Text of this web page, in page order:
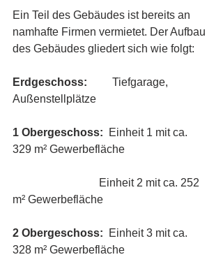
Ein Teil des Gebäudes ist bereits an
namhafte Firmen vermietet. Der Aufbau
des Gebäudes gliedert sich wie folgt:
Erdgeschoss:
        Tiefgarage,
Außenstellplätze
1 Obergeschoss:
Einheit 1 mit ca.
329 m² Gewerbefläche
m² Gewerbefläche
2 Obergeschoss:
  Einheit 3 mit ca.
328 m² Gewerbefläche